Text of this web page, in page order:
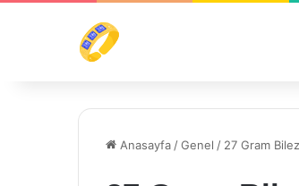
Anasayfa /Genel / 27 Gram